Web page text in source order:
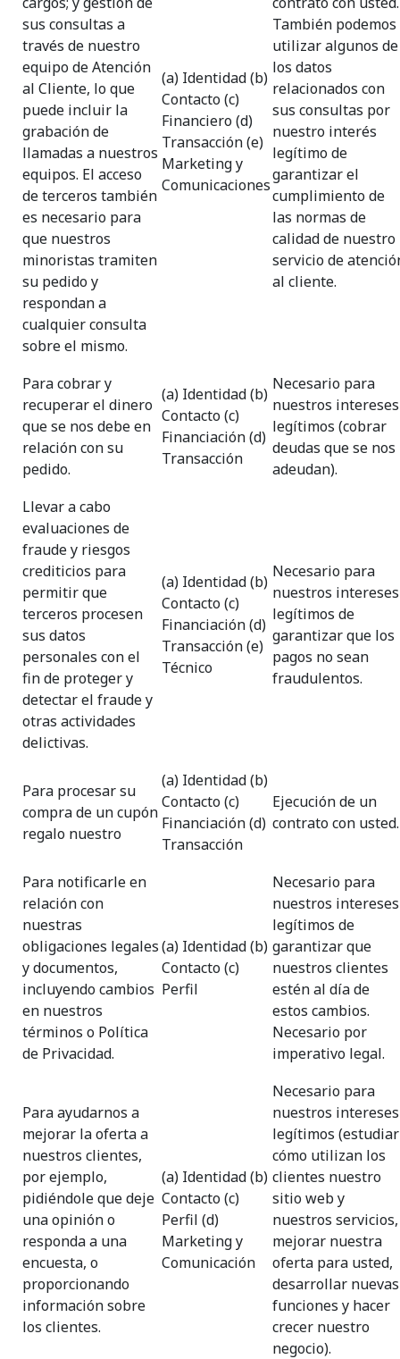
sus consultas a
través de nuestro
equipo de Atención
al Cliente, lo que
puede incluir la
grabación de
llamadas a nuestros
equipos. El acceso
de terceros también
es necesario para
que nuestros
minoristas tramiten
su pedido y
respondan a
cualquier consulta
sobre el mismo.
(a) Identidad (b)
Contacto (c)
Financiero (d)
Transacción (e)
Marketing y
Comunicaciones
También podemos
utilizar algunos de
los datos
relacionados con
sus consultas por
nuestro interés
legítimo de
garantizar el
cumplimiento de
las normas de
calidad de nuestro
servicio de
al cliente.
Para cobrar y
recuperar el dinero
que se nos debe en
relación con su
pedido.
(a) Identidad (b)
Contacto (c)
Financiación (d)
Transacción
Necesario para
nuestros intereses
legítimos (cobrar
deudas que se nos
adeudan).
Llevar a cabo
evaluaciones de
fraude y riesgos
crediticios para
permitir que
terceros procesen
sus datos
personales con el
fin de proteger y
detectar el fraude y
otras actividades
delictivas.
(a) Identidad (b)
Contacto (c)
Financiación (d)
Transacción (e)
Técnico
Necesario para
nuestros intereses
legítimos de
garantizar que los
pagos no sean
fraudulentos.
Para procesar su
compra de un cupón
regalo nuestro
(a) Identidad (b)
Contacto (c)
Financiación (d)
Transacción
Ejecución de un
contrato con usted.
Para notificarle en
relación con
nuestras
obligaciones legales
y documentos,
incluyendo cambios
en nuestros
términos o Política
de Privacidad.
(a) Identidad (b)
Contacto (c)
Perfil
Necesario para
nuestros intereses
legítimos de
garantizar que
nuestros clientes
estén al día de
estos cambios.
Necesario por
imperativo legal.
Para ayudarnos a
mejorar la oferta a
nuestros clientes,
por ejemplo,
pidiéndole que deje
una opinión o
responda a una
encuesta, o
proporcionando
información sobre
los clientes.
(a) Identidad (b)
Contacto (c)
Perfil (d)
Marketing y
Comunicación
Necesario para
nuestros intereses
legítimos (estudiar
cómo utilizan los
clientes nuestro
sitio web y
nuestros servicios,
mejorar nuestra
oferta para usted,
desarrollar nuevas
funciones y hacer
crecer nuestro
negocio).